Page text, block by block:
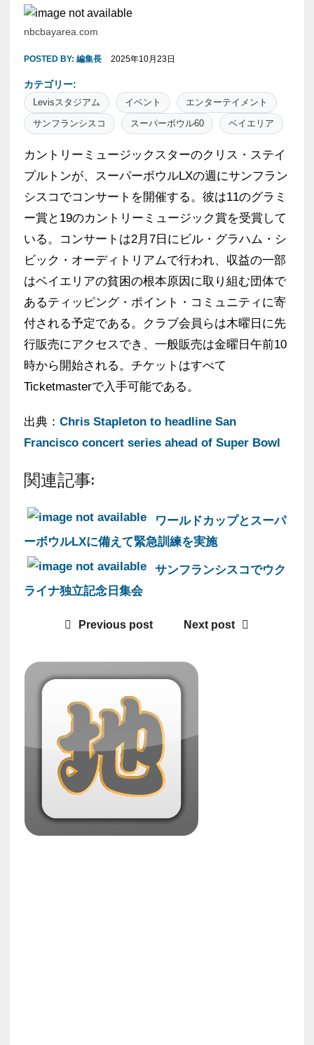
nbcbayarea.com
POSTED BY: 編集長 2025年10月23日
カテゴリー:
Levisスタジアム イベント
エンターテイメント
サンフランシスコ
スーパーボウル60 ベイエリア
カントリーミュージックスターのクリス・ステイ
プルトンが、スーパーボウルLXの週にサンフラン
シスコでコンサートを開催する。彼は11のグラミ
ー賞と19のカントリーミュージック賞を受賞して
いる。コンサートは2月7日にビル・グラハム・シ
ビック・オーディトリアムで行われ、収益の一部
はベイエリアの貧困の根本原因に取り組む団体で
あるティッピング・ポイント・コミュニティに寄
付される予定である。クラブ会員らは木曜日に先
行販売にアクセスでき、一般販売は金曜日午前10
時から開始される。チケットはすべて
Ticketmasterで入手可能である。
出典： Chris Stapleton to headline San
Francisco concert series ahead of Super Bowl
関連記事:
ワールドカップとスーパ
ーボウルLXに備えて緊急訓練を実施
サンフランシスコでウク
ライナ独立記念日集会
Previous post Next post